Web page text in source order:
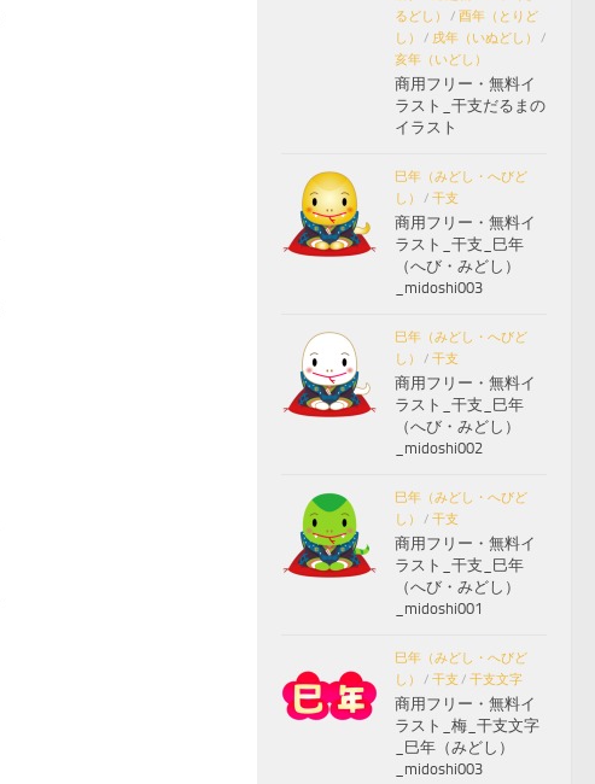
るどし）
/ 酉年（とりど
し）
/ 戌年（いぬどし）
/
亥年（いどし）
商用フリー・無料イ
ラスト_干支だるまの
イラスト
巳年（みどし・へびど
し）
/ 干支
商用フリー・無料イ
ラスト_干支_巳年
（へび・みどし）
_midoshi003
巳年（みどし・へびど
し）
/ 干支
商用フリー・無料イ
ラスト_干支_巳年
（へび・みどし）
_midoshi002
巳年（みどし・へびど
し）
/ 干支
商用フリー・無料イ
ラスト_干支_巳年
（へび・みどし）
_midoshi001
巳年（みどし・へびど
し）
/ 干支 / 干支文字
商用フリー・無料イ
ラスト_梅_干支文字
_巳年（みどし）
_midoshi003